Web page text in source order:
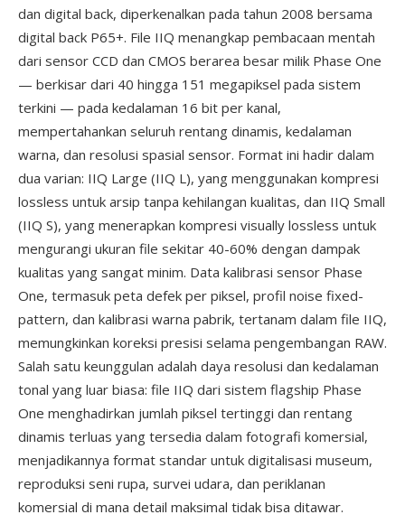
dan digital back, diperkenalkan pada tahun 2008 bersama
digital back P65+. File IIQ menangkap pembacaan mentah
dari sensor CCD dan CMOS berarea besar milik Phase One
— berkisar dari 40 hingga 151 megapiksel pada sistem
terkini — pada kedalaman 16 bit per kanal,
mempertahankan seluruh rentang dinamis, kedalaman
warna, dan resolusi spasial sensor. Format ini hadir dalam
dua varian: IIQ Large (IIQ L), yang menggunakan kompresi
lossless untuk arsip tanpa kehilangan kualitas, dan IIQ Small
(IIQ S), yang menerapkan kompresi visually lossless untuk
mengurangi ukuran file sekitar 40-60% dengan dampak
kualitas yang sangat minim. Data kalibrasi sensor Phase
One, termasuk peta defek per piksel, profil noise fixed-
pattern, dan kalibrasi warna pabrik, tertanam dalam file IIQ,
memungkinkan koreksi presisi selama pengembangan RAW.
Salah satu keunggulan adalah daya resolusi dan kedalaman
tonal yang luar biasa: file IIQ dari sistem flagship Phase
One menghadirkan jumlah piksel tertinggi dan rentang
dinamis terluas yang tersedia dalam fotografi komersial,
menjadikannya format standar untuk digitalisasi museum,
reproduksi seni rupa, survei udara, dan periklanan
komersial di mana detail maksimal tidak bisa ditawar.